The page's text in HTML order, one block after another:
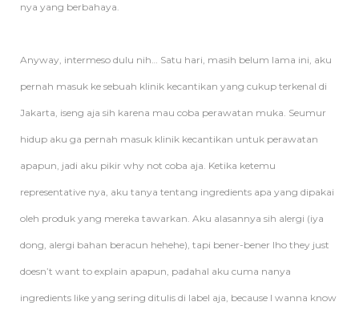
nya yang berbahaya.
Anyway, intermeso dulu nih… Satu hari, masih belum lama ini, aku
pernah masuk ke sebuah klinik kecantikan yang cukup terkenal di
Jakarta, iseng aja sih karena mau coba perawatan muka. Seumur
hidup aku ga pernah masuk klinik kecantikan untuk perawatan
apapun, jadi aku pikir why not coba aja. Ketika ketemu
representative nya, aku tanya tentang ingredients apa yang dipakai
oleh produk yang mereka tawarkan. Aku alasannya sih alergi (iya
dong, alergi bahan beracun hehehe), tapi bener-bener lho they just
doesn’t want to explain apapun, padahal aku cuma nanya
ingredients like yang sering ditulis di label aja, because I wanna know